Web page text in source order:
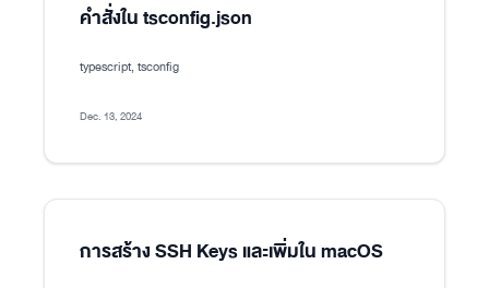
คำสั่งใน tsconfig.json
typescript, tsconfig
Dec. 13, 2024
การสร้าง SSH Keys และเพิ่มใน macOS